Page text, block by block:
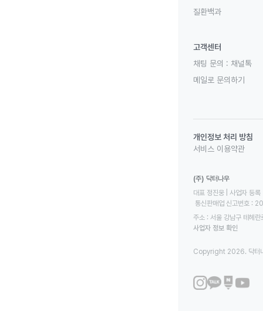
질환백과
고객센터
채팅 문의 : 채널톡
메일로 문의하기
개인정보 처리 방침
서비스 이용약관
(주) 닥터나우
대표 정진웅 | 사업자
통신판매업 신고번호
주소 : 서울 강남구 테헤
사업자 정보 확인
Copyright 2026. 닥터